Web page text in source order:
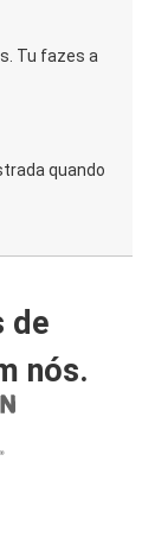
Tu fazes a
quando
de
nós.